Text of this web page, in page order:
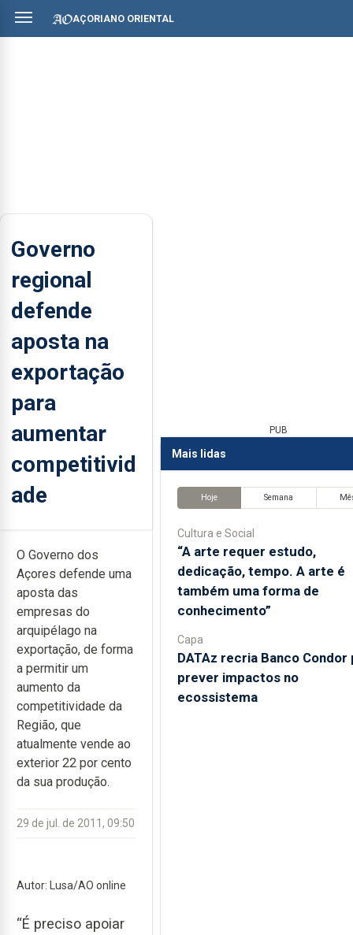
AÇORIANO ORIENTAL
Governo
regional
defende
aposta na
exportação
para
aumentar
competitivid
ade
O Governo dos
Açores defende uma
aposta das
empresas do
arquipélago na
exportação, de forma
a permitir um
aumento da
competitividade da
Região, que
atualmente vende ao
exterior 22 por cento
da sua produção.
29 de jul. de 2011, 09:50
Autor: Lusa/AO online
“É preciso apoiar
PUB
Mais lidas
Hoje Semana
Cultura e Social
“A arte requer estudo,
dedicação, tempo. A arte é
também uma forma de
conhecimento”
Capa
DATAz recria Banco Condor
prever impactos no
ecossistema